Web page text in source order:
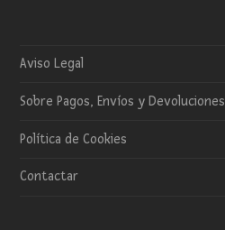
Aviso Legal
Sobre Pagos, Envíos y Devoluciones
Política de Cookies
Contactar